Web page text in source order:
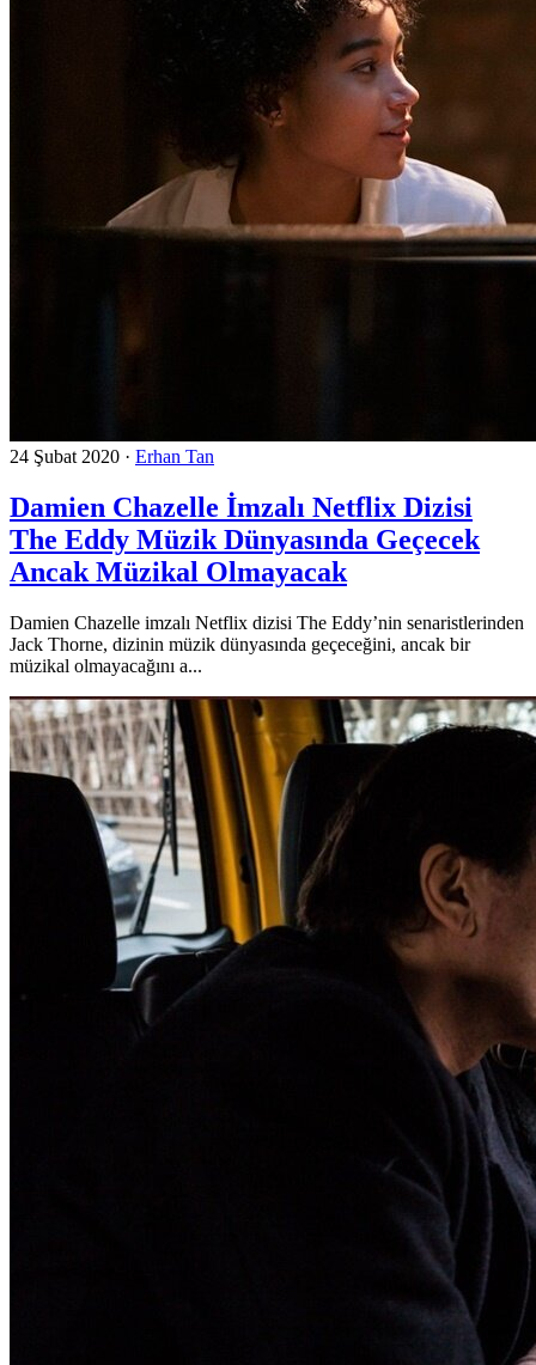
24 Şubat 2020 · Erhan Tan
Damien Chazelle İmzalı Netflix Dizisi
The Eddy Müzik Dünyasında Geçecek
Ancak Müzikal Olmayacak
Damien Chazelle imzalı Netflix dizisi The Eddy’nin senaristlerinden
Jack Thorne, dizinin müzik dünyasında geçeceğini, ancak bir
müzikal olmayacağını a...